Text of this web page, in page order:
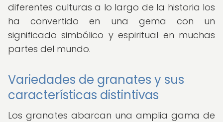
diferentes culturas a lo largo de la historia los
ha convertido en una gema con un
significado simbólico y espiritual en muchas
partes del mundo.
Variedades de granates y sus
características distintivas
Los granates abarcan una amplia gama de